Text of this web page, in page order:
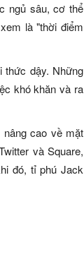
ngủ sâu, cơ thể
là "thời điểm
thức dậy. Những
khó khăn và ra
nâng cao về mặt
và Square,
đó, tỉ phú Jack